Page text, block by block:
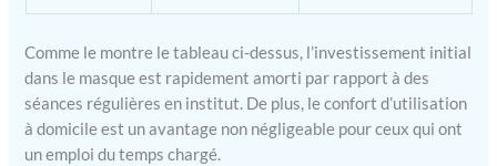
Comme le montre le tableau ci-dessus, l’investissement initial
dans le masque est rapidement amorti par rapport à des
séances régulières en institut. De plus, le confort d’utilisation
à domicile est un avantage non négligeable pour ceux qui ont
un emploi du temps chargé.